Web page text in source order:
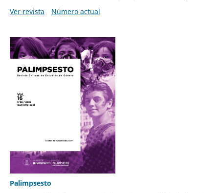
Ver revista
Número actual
Palimpsesto